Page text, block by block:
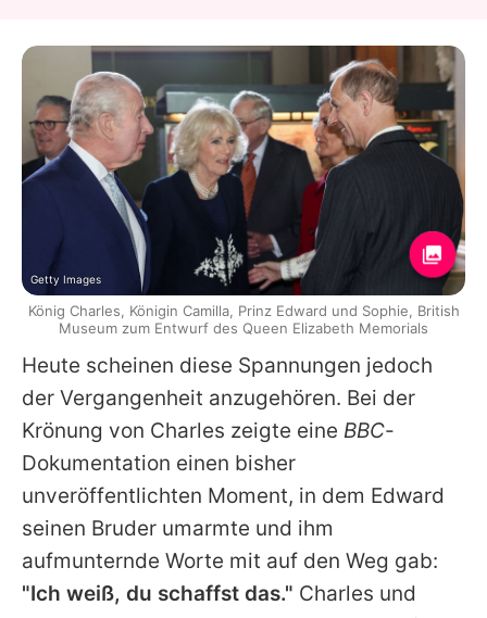
Heute scheinen diese Spannungen jedoch
der Vergangenheit anzugehören. Bei der
Krönung von Charles zeigte eine BBC-
Dokumentation einen bisher
unveröffentlichten Moment, in dem Edward
seinen Bruder umarmte und ihm
aufmunternde Worte mit auf den Weg gab:
"Ich weiß, du schaffst das." Charles und
Getty Images
König Charles, Königin Camilla, Prinz Edward und Sophie, British
Museum zum Entwurf des Queen Elizabeth Memorials